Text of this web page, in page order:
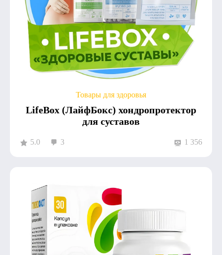
Товары для здоровья
LifeBox (ЛайфБокс) хондропротектор
для суставов
5.0 3 1 356